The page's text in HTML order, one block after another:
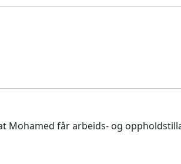
Mohamed får arbeids- og